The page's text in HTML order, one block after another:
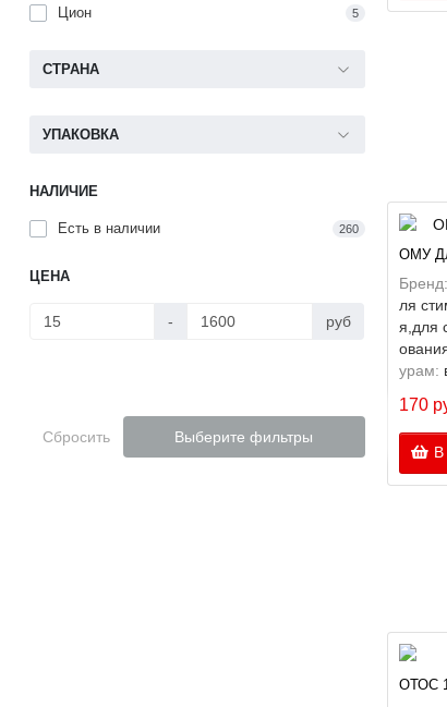
Цион 5
СТРАНА
УПАКОВКА
НАЛИЧИЕ
Есть в наличии 260
ЦЕНА
- руб
Сбросить Выберите фильтры
ОМУ
Бренд:
ля
я,для
урам:
170
В
ОТОС